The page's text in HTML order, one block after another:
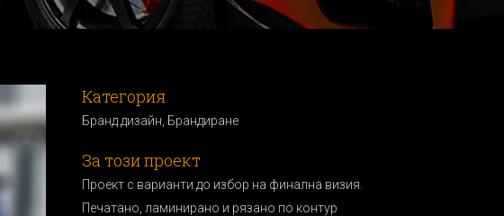
Категория
Бранд дизайн, Брандиранe
За този проект
Проект с варианти до избор на финална визия.
Печатано, ламинирано и рязано по контур